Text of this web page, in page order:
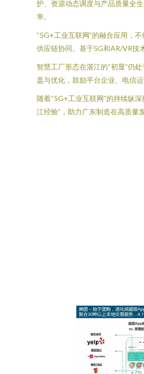
护、资源动态调度与产品质量全
率。
“5G+工业互联网”的融合应用，
供应链协同。基于5G和AR/VR技
智慧工厂形态在湛江的“初显”仍
盖与优化，鼓励平台企业、电信
随着“5G+工业互联网”的持续纵
江经验”，助力广东制造在高质量